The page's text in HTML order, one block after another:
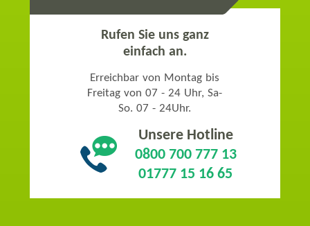
Rufen Sie uns ganz
einfach an.
Erreichbar von Montag bis
Freitag von 07 - 24 Uhr, Sa-
So. 07 - 24Uhr.
Unsere Hotline
0800 700 777 13
01777 15 16 65